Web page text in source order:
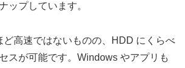
ップしています。
ど高速ではないものの、HDD にくらべ
スが可能です。Windows やアプリも